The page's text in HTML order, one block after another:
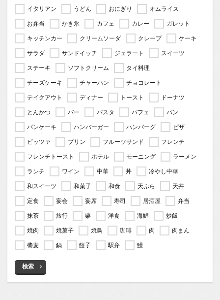
イタリアン
うどん おにぎり
オムライス
お弁当
かき氷 カフェ カレー
ガレット
キッチンカー
クリームソーダ クレープ
ケーキ
サラダ
サンドイッチ ジェラート
スイーツ
ステーキ
ソフトクリーム
タイ料理
チーズケーキ
チャーハン
チョコレート
テイクアウト
ディナー トースト
ドーナツ
とんかつ
バー パスタ パフェ
パン
パンケーキ
ハンバーガー ハンバーグ
ピザ
ピッツァ
プリン フルーツサンド
フレンチ
フレンチトースト
ホテル モーニング
ラーメン
ランチ
ワイン 中華 丼
冷やし中華
和スイーツ
和菓子 和食 天ぷら
天丼
定食
宴会 宴席 寿司 居酒屋
弁当
抹茶
旅行 栗 洋食 海鮮
炒飯
焼肉
焼菓子 焼鳥 珈琲 肉
肉まん
蕎麦
鍋 餃子 駅弁 鰻
検索